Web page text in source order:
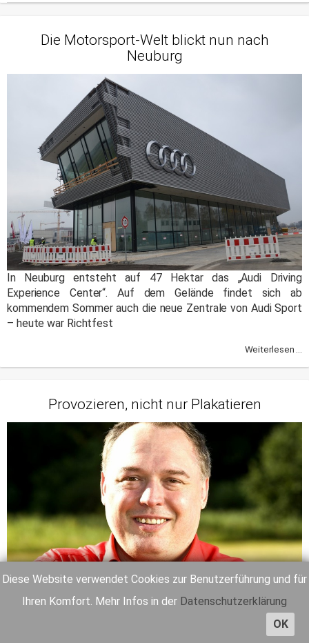
Diese Website verwendet Cookies zur Benutzerführung und für
Ihren Komfort. Mehr Infos in der Datenschutzerklärung
OK
Die Motorsport-Welt blickt nun nach
Neuburg
In Neuburg entsteht auf 47 Hektar das „Audi Driving
Experience Center“. Auf dem Gelände findet sich ab
kommendem Sommer auch die neue Zentrale von Audi Sport
– heute war Richtfest
Weiterlesen ...
Provozieren, nicht nur Plakatieren
Im Rennen um den Ingolstädter OB-Posten bekommt